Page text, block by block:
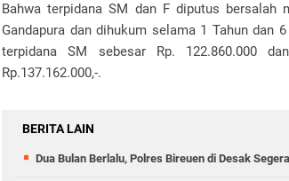
Bahwa terpidana SM dan F diputus bersalah
Gandapura dan dihukum selama 1 Tahun dan
terpidana SM sebesar Rp. 122.860.000
Rp.137.162.000,-.
BERITA LAIN
Dua Bulan Berlalu, Polres Bireuen di Desak